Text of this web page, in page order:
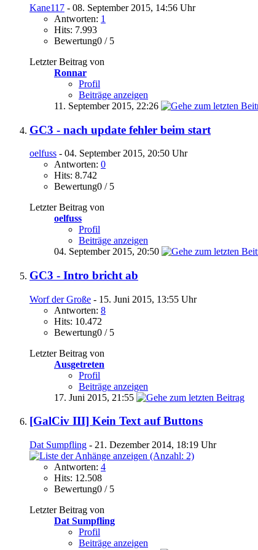
Kane117 - 08. September 2015, 14:56 Uhr
Antworten: 1
Hits: 7.993
Bewertung0 / 5
Letzter Beitrag von
Ronnar
Profil
Beiträge anzeigen
11. September 2015, 22:26
GC3 - nach update fehler beim start
oelfuss - 04. September 2015, 20:50 Uhr
Antworten: 0
Hits: 8.742
Bewertung0 / 5
Letzter Beitrag von
oelfuss
Profil
Beiträge anzeigen
04. September 2015, 20:50
GC3 - Intro bricht ab
Worf der Große - 15. Juni 2015, 13:55 Uhr
Antworten: 8
Hits: 10.472
Bewertung0 / 5
Letzter Beitrag von
Ausgetreten
Profil
Beiträge anzeigen
17. Juni 2015, 21:55
[GalCiv III] Kein Text auf Buttons
Dat Sumpfling - 21. Dezember 2014, 18:19 Uhr
Antworten: 4
Hits: 12.508
Bewertung0 / 5
Letzter Beitrag von
Dat Sumpfling
Profil
Beiträge anzeigen